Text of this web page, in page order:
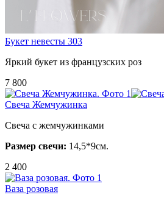
Букет невесты 303
Яркий букет из французских роз
7 800
Свеча Жемчужинка
Свеча с жемчужинками
Размер свечи: 14,5*9см.
2 400
Ваза розовая